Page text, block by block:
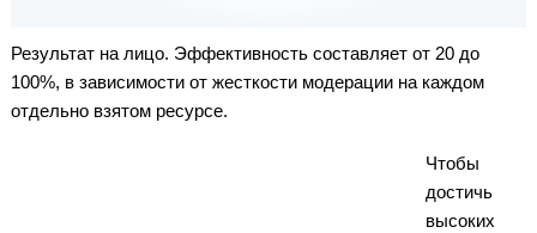
Результат на лицо. Эффективность составляет от 20 до
100%, в зависимости от жесткости модерации на каждом
отдельно взятом ресурсе.
Чтобы
достичь
высоких